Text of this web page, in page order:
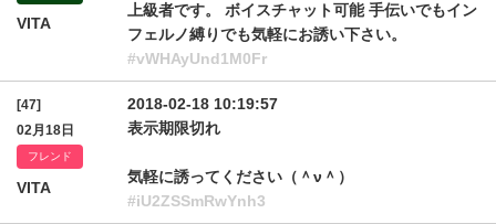
VITA
上級者です。 ボイスチャット可能 手伝いでもイン
フェルノ縛りでも気軽にお誘い下さい。
#vWHAyUnd1M0Fr
[47]
02月18日
フレンド
VITA
2018-02-18 10:19:57
表示期限切れ
気軽に誘ってください（＾ν＾）
#iU2ZSSmRwYnh3